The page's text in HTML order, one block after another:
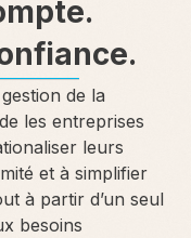
de la
les entreprises
leurs
et à simplifier
à partir d’un seul
besoins